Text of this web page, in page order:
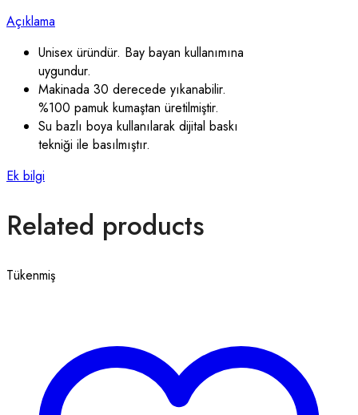
Açıklama
Unisex üründür. Bay bayan kullanımına
uygundur.
Makinada 30 derecede yıkanabilir.
%100 pamuk kumaştan üretilmiştir.
Su bazlı boya kullanılarak dijital baskı
tekniği ile basılmıştır.
Ek bilgi
Related products
Tükenmiş